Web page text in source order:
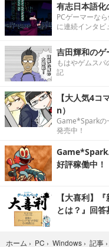
有志日本語化
PCゲーマーな
に連続インタビ
吉田輝和のゲ
もはやゲムス
記
【大人気4
n）
Game*Sparkの
発売中！
好評稼働中！
【大喜利】
とは？』回答
ホーム › PC › Windows › 記事 ›